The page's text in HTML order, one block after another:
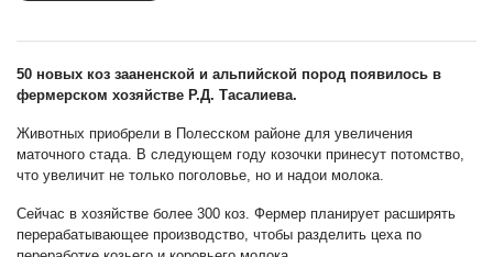
50 новых коз зааненской и альпийской пород появилось в
фермерском хозяйстве Р.Д. Тасалиева.
Животных приобрели в Полесском районе для увеличения
маточного стада. В следующем году козочки принесут потомство,
что увеличит не только поголовье, но и надои молока.
Сейчас в хозяйстве более 300 коз. Фермер планирует расширять
перерабатывающее производство, чтобы разделить цеха по